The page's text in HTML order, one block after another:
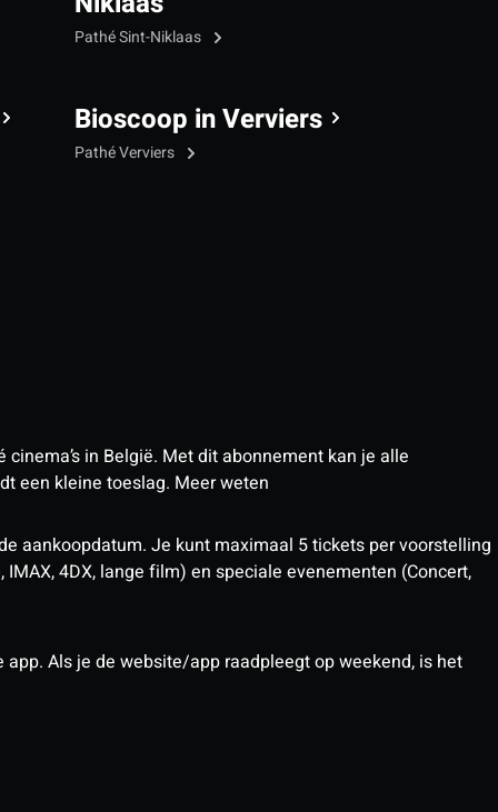
Pathé Sint-Niklaas
Bioscoop in Verviers
Pathé Verviers
in België. Met dit abonnement kan je alle
een kleine toeslag. Meer weten
aankoopdatum. Je kunt maximaal 5 tickets per voorstelling
4DX, lange film) en speciale evenementen (Concert,
Als je de website/app raadpleegt op weekend, is het